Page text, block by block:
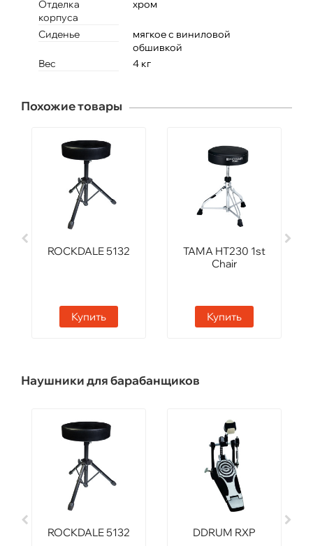
Отделка
корпуса
хром
Сиденье
мягкое с виниловой
обшивкой
Вес
4 кг
Похожие товары
ROCKDALE 5132
Купить
TAMA HT230 1st
Chair
Купить
Наушники для барабанщиков
ROCKDALE 5132 DDRUM RXP